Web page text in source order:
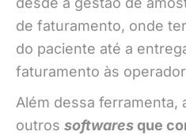
de faturamento, onde
do paciente até a
faturamento às
Além dessa ferramenta,
outros softwaresque